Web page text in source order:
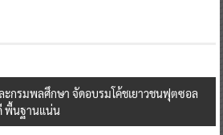
ะกรมพลศึกษา จัดอบรมโค้ชเยาวชนฟุตซอล
พื้นฐานแน่น